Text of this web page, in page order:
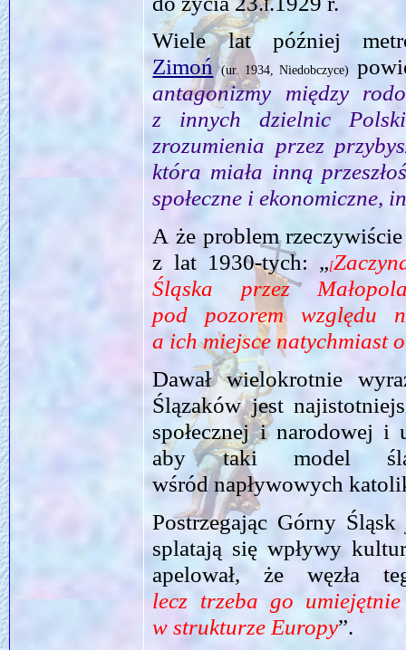
Wiele lat później
Zimoń
(ur. 1934, Niedobczyce)
antagonizmy między
z innych dzielnic
zrozumienia przez
która miała inną
społeczne i ekonomiczne,
A że problem
z lat 1930-tych: „[
Śląska przez
pod pozorem względu
a ich miejsce natychmiast
Dawał wielokrotnie
Ślązaków jest
społecznej i narodowej i
aby taki model
wśród napływowych
Postrzegając Górny
splatają się wpływy
apelował, że węzła
lecz trzeba go
w strukturze Europy”.